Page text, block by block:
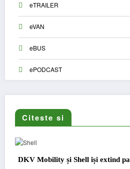
eTRAILER
eVAN
eBUS
ePODCAST
Citeste si
DKV Mobility și Shell își extind